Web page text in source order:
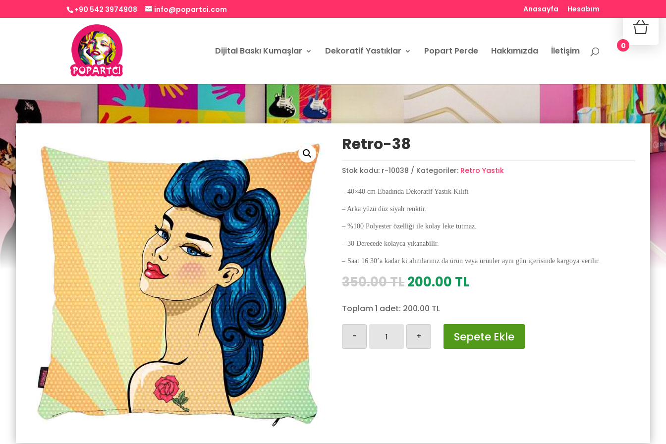
+90 542 3974908 info@popartci.com Anasayfa Hesabım
Dijital Baskı Kumaşlar Dekoratif Yastıklar Popart Perde Hakkımızda İletişim
Retro-38
Stok kodu: r-10038 Kategoriler: Retro Yastık
– 40×40 cm Ebadında Dekoratif Yastık Kılıfı
– Arka yüzü düz siyah renktir.
– %100 Polyester özelliği ile kolay leke tutmaz.
– 30 Derecede kolayca yıkanabilir.
– Saat 16.30’a kadar ki alımlarınız da ürün veya ürünler aynı gün içerisinde kargoya verilir.
350.00TLOrijinal
350.00 TL.
200.00 TLŞu
200.00 TL.
Toplam 1 adet: 200.00 TL
- + Sepete Ekle
0